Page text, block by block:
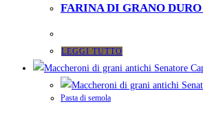
FARINA DI GRANO
LEGGI TUTTO
Pasta di semola